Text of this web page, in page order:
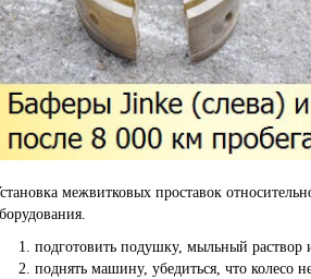
межвитковых проставок
подготовить подушку, мыльный раствор
поднять машину, убедиться, что колесо